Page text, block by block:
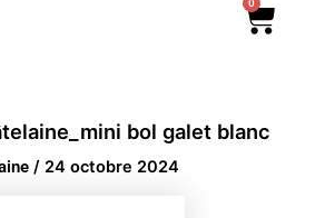
0
bol galet blanc
/ 24 octobre 2024